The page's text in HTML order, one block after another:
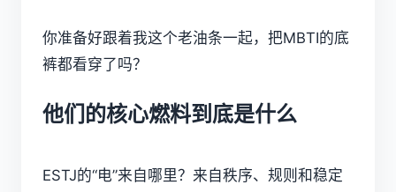
你准备好跟着我这个老油条一起，把MBTI的底
裤都看穿了吗？
他们的核心燃料到底是什么
ESTJ的“电”来自哪里？来自秩序、规则和稳定